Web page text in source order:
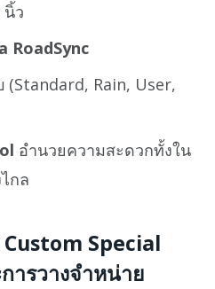
นิ้ว
RoadSync
Rain, User,
อำนวยความสะดวกทั้งใน
กล
Special
ารวางจำหน่าย